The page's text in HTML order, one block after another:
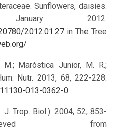
Sunflowers, daisies.
2012.
2012.01.27 in The Tree
M.; Maróstica Junior, M. R.;
Nutr. 2013, 68, 222-228.
013-0362-0.
J. Trop. Biol.). 2004, 52, 853-
from